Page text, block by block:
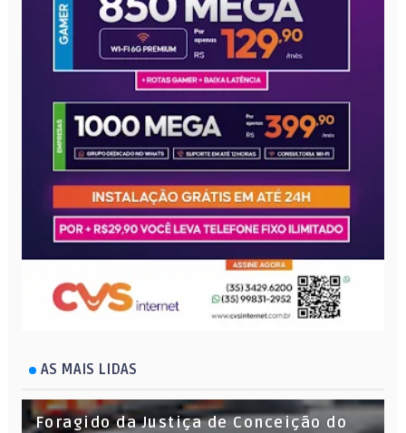
AS MAIS LIDAS
Foragido da Justiça de Conceição do